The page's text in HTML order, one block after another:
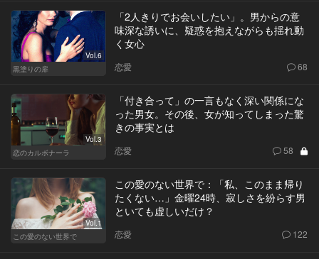
Vol.6
黒塗りの扉
「2人きりでお会いしたい」。男からの意
味深な誘いに、疑惑を抱えながらも揺れ動
く女心
恋愛 68
Vol.3
恋のカルボナーラ
「付き合って」の一言もなく深い関係にな
った男女。その後、女が知ってしまった驚
きの事実とは
恋愛 58
Vol.1
この愛のない世界で
この愛のない世界で：「私、このまま帰り
たくない…」金曜24時、寂しさを紛らす男
といても虚しいだけ？
恋愛 122